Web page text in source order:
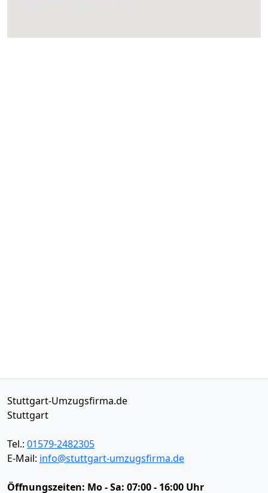
Stuttgart-Umzugsfirma.de
Stuttgart
Tel.: 01579-2482305
E-Mail: info@stuttgart-umzugsfirma.de
Öffnungszeiten: Mo - Sa: 07:00 - 16:00 Uhr